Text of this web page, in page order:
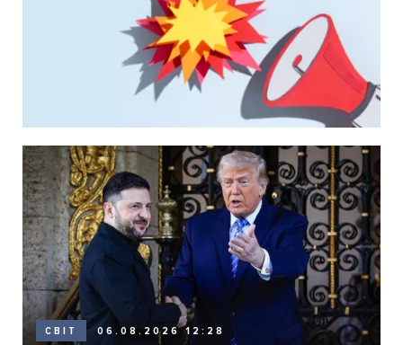
СВІТ 06.08.2026 12:28